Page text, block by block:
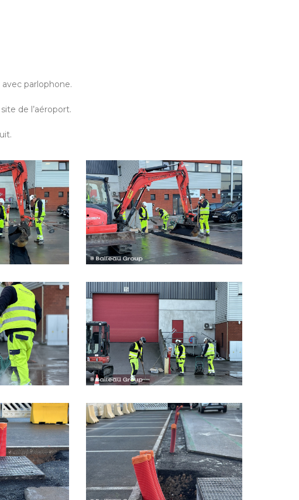
parlophone.
de l’aéroport.